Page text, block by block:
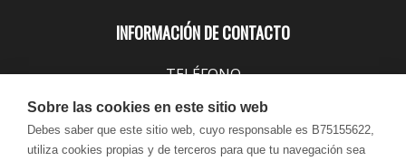
INFORMACIÓN DE CONTACTO
TELÉFONO
EMAIL
info@lindavita.com
Sobre las cookies en este sitio web
Debes saber que este sitio web, cuyo responsable es B75155622,
utiliza cookies propias y de terceros para que tu navegación sea